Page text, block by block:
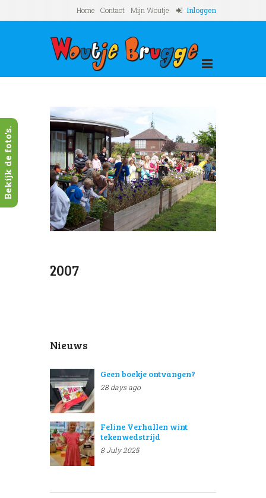
Home Contact Mijn Woutje Inloggen
2007
Nieuws
Geen boekje ontvangen?
28 days ago
Feline Verhallen wint
tekenwedstrijd
8 July 2025
Bekijk de foto's.